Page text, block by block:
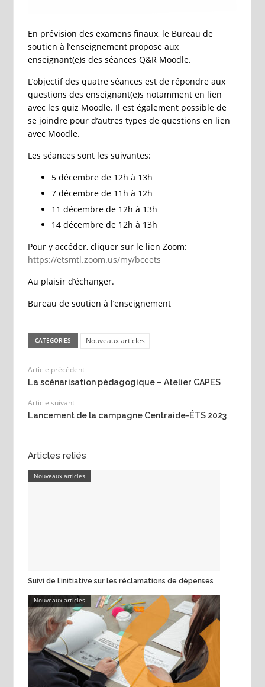
En prévision des examens finaux, le Bureau de
soutien à l’enseignement propose aux
enseignant(e)s des séances Q&R Moodle.
L’objectif des quatre séances est de répondre aux
questions des enseignant(e)s notamment en lien
avec les quiz Moodle. Il est également possible de
se joindre pour d’autres types de questions en lien
avec Moodle.
Les séances sont les suivantes:
5 décembre de 12h à 13h
7 décembre de 11h à 12h
11 décembre de 12h à 13h
14 décembre de 12h à 13h
Pour y accéder, cliquer sur le lien Zoom:
https://etsmtl.zoom.us/my/bceets
Au plaisir d’échanger.
Bureau de soutien à l’enseignement
CATEGORIES Nouveaux articles
Article précédent
La scénarisation pédagogique – Atelier CAPES
Article suivant
Lancement de la campagne Centraide-ÉTS 2023
Articles reliés
Nouveaux articles
Suivi de l’initiative sur les réclamations de dépenses
Nouveaux articles